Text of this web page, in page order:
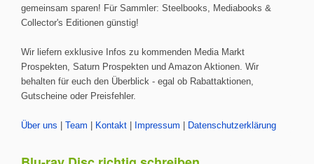
gemeinsam sparen! Für Sammler: Steelbooks, Mediabooks &
Collector's Editionen günstig!
Wir liefern exklusive Infos zu kommenden Media Markt
Prospekten, Saturn Prospekten und Amazon Aktionen. Wir
behalten für euch den Überblick - egal ob Rabattaktionen,
Gutscheine oder Preisfehler.
Über uns Team Kontakt Impressum Datenschutzerklärung